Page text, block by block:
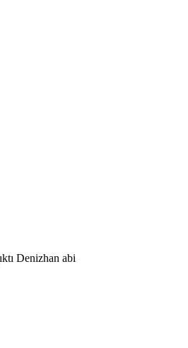
Denizhan abi